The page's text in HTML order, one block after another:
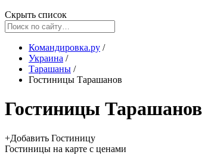
Скрыть список
Командировка.ру /
Украина /
Тарашаны /
Гостиницы Тарашанов
Гостиницы Тарашанов
+Добавить Гостиницу
Гостиницы на карте с ценами